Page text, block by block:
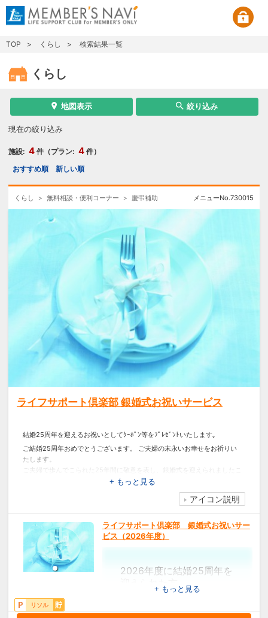
TOP くらし 検索結果一覧
くらし
地図表示 絞り込み
現在の絞り込み
施設: 4 件（プラン: 4 件）
おすすめ順
新しい順
くらし 無料相談・便利コーナー 慶弔補助 メニューNo.730015
ライフサポート倶楽部 銀婚式お祝いサービス
結婚25周年を迎えるお祝いとしてｸｰﾎﾟﾝ等をﾌﾟﾚｾﾞﾝﾄいたします｡
ご結婚25周年おめでとうございます。 ご夫婦の末永いお幸せをお祈りい
たします。
ご夫婦で歩んでこられた25年間に敬意を表し、銀婚式を迎えられましたこ
と心よりお祝い申し上げます。+ もっと見る
アイコン説明
ライフサポート倶楽部 銀婚式お祝いサー
ビス（2026年度）
2026年度に結婚25周年を
迎えられた方
3,000円分のリソルポ
+ もっと見る
リソル